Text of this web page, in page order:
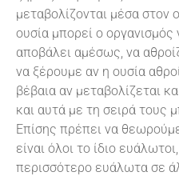
μεταβολίζονται μέσα στον
ουσία μπορεί ο
αποβάλει αμέσως, να
να ξέρουμε αν η ουσία
βέβαια αν μεταβολίζεται
και αυτά με τη σειρά τους
Επίσης πρέπει να
είναι όλοι το ίδιο
περισσότερο ευάλωτα σε